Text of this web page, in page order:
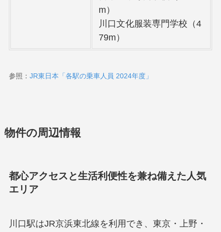
m）
川口文化服装専門学校（4
79m）
参照： JR東日本「各駅の乗車人員 2024年度」
物件の周辺情報
都心アクセスと生活利便性を兼ね備えた人気
エリア
川口駅はJR京浜東北線を利用でき、東京・上野・